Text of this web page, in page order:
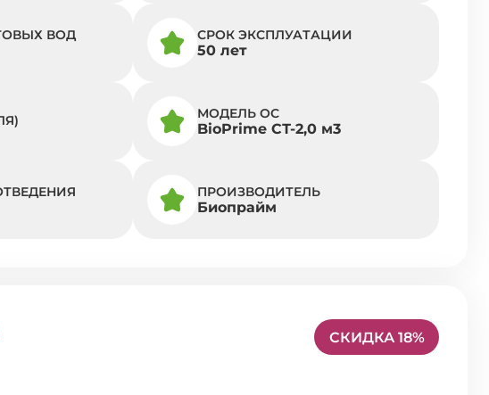
ВОД СРОК ЭКСПЛУАТАЦИИ
50 лет
МОДЕЛЬ ОС
BioPrime СТ-2,0 м3
ПРОИЗВОДИТЕЛЬ
Биопрайм
СКИДКА 18%